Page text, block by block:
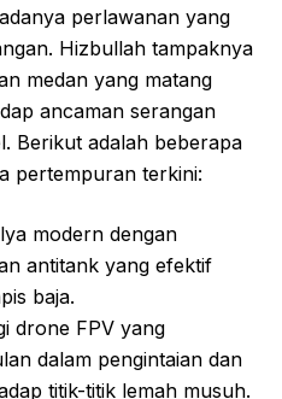
perlawanan yang
Hizbullah tampaknya
medan yang matang
ancaman serangan
Berikut adalah beberapa
pertempuran terkini:
modern dengan
antitank yang efektif
baja.
drone FPV yang
dalam pengintaian dan
titik-titik lemah musuh.